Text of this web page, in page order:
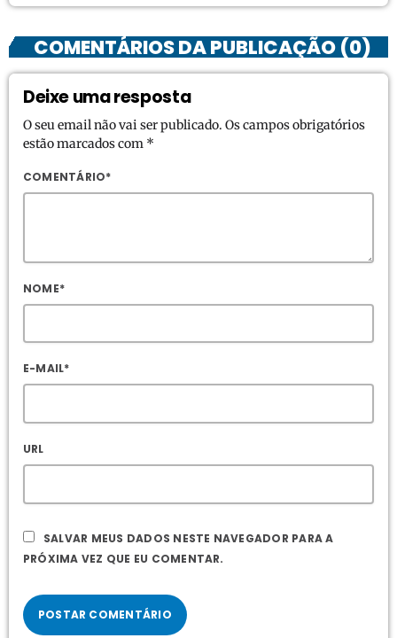
COMENTÁRIOS DA PUBLICAÇÃO (0)
Deixe uma resposta
O seu email não vai ser publicado. Os campos obrigatórios
estão marcados com *
COMENTÁRIO*
NOME*
E-MAIL*
URL
SALVAR MEUS DADOS NESTE NAVEGADOR PARA A
PRÓXIMA VEZ QUE EU COMENTAR.